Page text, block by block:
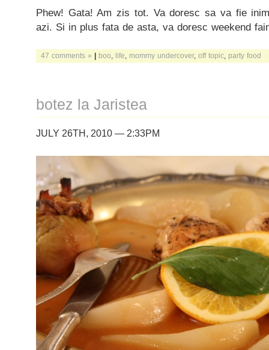
Phew! Gata! Am zis tot. Va doresc sa va fie
azi. Si in plus fata de asta, va doresc weekend
47 comments » | boo life mommy undercover, off topic party food
botez la Jaristea
JULY 26TH, 2010 — 2:33PM